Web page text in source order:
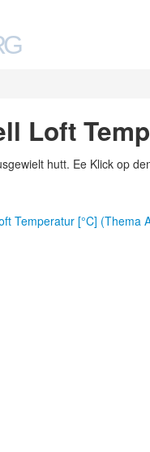
Loft
hutt. Ee Klick op
Temperatur [°C] (Thema